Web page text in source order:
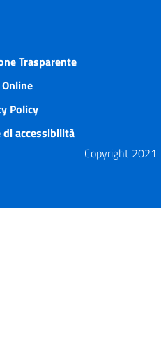
Trasparente
Policy
di accessibilità
Copyright 2021